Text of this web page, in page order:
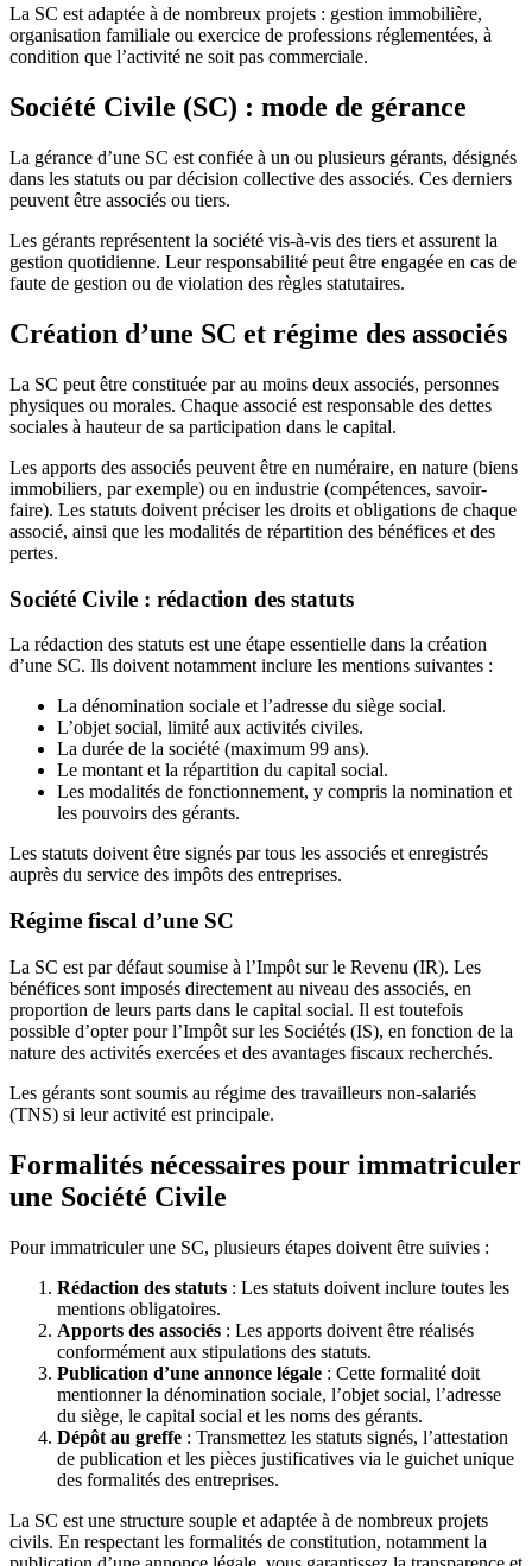
La SC est adaptée à de nombreux projets : gestion immobilière,
organisation familiale ou exercice de professions réglementées, à
condition que l’activité ne soit pas commerciale.
Société Civile (SC) : mode de gérance
La gérance d’une SC est confiée à un ou plusieurs gérants, désignés
dans les statuts ou par décision collective des associés. Ces derniers
peuvent être associés ou tiers.
Les gérants représentent la société vis-à-vis des tiers et assurent la
gestion quotidienne. Leur responsabilité peut être engagée en cas de
faute de gestion ou de violation des règles statutaires.
Création d’une SC et régime des associés
La SC peut être constituée par au moins deux associés, personnes
physiques ou morales. Chaque associé est responsable des dettes
sociales à hauteur de sa participation dans le capital.
Les apports des associés peuvent être en numéraire, en nature (biens
immobiliers, par exemple) ou en industrie (compétences, savoir-
faire). Les statuts doivent préciser les droits et obligations de chaque
associé, ainsi que les modalités de répartition des bénéfices et des
pertes.
Société Civile : rédaction des statuts
La rédaction des statuts est une étape essentielle dans la création
d’une SC. Ils doivent notamment inclure les mentions suivantes :
La dénomination sociale et l’adresse du siège social.
L’objet social, limité aux activités civiles.
La durée de la société (maximum 99 ans).
Le montant et la répartition du capital social.
Les modalités de fonctionnement, y compris la nomination et
les pouvoirs des gérants.
Les statuts doivent être signés par tous les associés et enregistrés
auprès du service des impôts des entreprises.
Régime fiscal d’une SC
La SC est par défaut soumise à l’Impôt sur le Revenu (IR). Les
bénéfices sont imposés directement au niveau des associés, en
proportion de leurs parts dans le capital social. Il est toutefois
possible d’opter pour l’Impôt sur les Sociétés (IS), en fonction de la
nature des activités exercées et des avantages fiscaux recherchés.
Les gérants sont soumis au régime des travailleurs non-salariés
(TNS) si leur activité est principale.
Formalités nécessaires pour immatriculer
une Société Civile
Pour immatriculer une SC, plusieurs étapes doivent être suivies :
Rédaction des statuts : Les statuts doivent inclure toutes les
mentions obligatoires.
Apports des associés : Les apports doivent être réalisés
conformément aux stipulations des statuts.
Publication d’une annonce légale : Cette formalité doit
mentionner la dénomination sociale, l’objet social, l’adresse
du siège, le capital social et les noms des gérants.
Dépôt au greffe : Transmettez les statuts signés, l’attestation
de publication et les pièces justificatives via le guichet unique
des formalités des entreprises.
La SC est une structure souple et adaptée à de nombreux projets
civils. En respectant les formalités de constitution, notamment la